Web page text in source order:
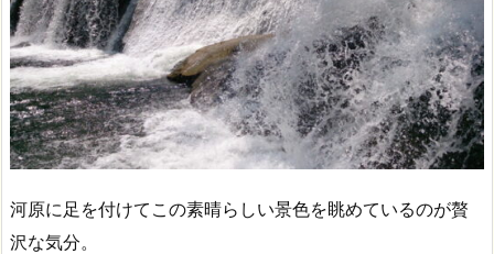
河原に足を付けてこの素晴らしい景色を眺めているのが贅
沢な気分。